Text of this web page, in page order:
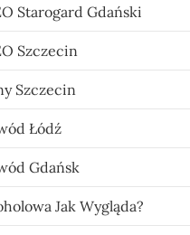
Starogard Gdański
Szczecin
Szczecin
Łódź
Gdańsk
Jak Wygląda?